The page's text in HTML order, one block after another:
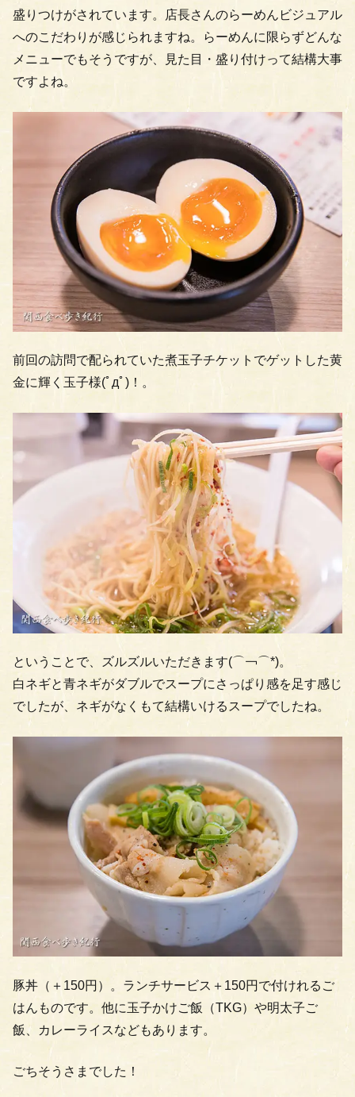
盛りつけがされています。店長さんのらーめんビジュアル
へのこだわりが感じられますね。らーめんに限らずどんな
メニューでもそうですが、見た目・盛り付けって結構大事
ですよね。
前回の訪問で配られていた煮玉子チケットでゲットした黄
金に輝く玉子様(ﾟдﾟ)！。
ということで、ズルズルいただきます(⌒￢⌒*)。
白ネギと青ネギがダブルでスープにさっぱり感を足す感じ
でしたが、ネギがなくもて結構いけるスープでしたね。
豚丼（＋150円）。ランチサービス＋150円で付けれるご
はんものです。他に玉子かけご飯（TKG）や明太子ご
飯、カレーライスなどもあります。
ごちそうさまでした！